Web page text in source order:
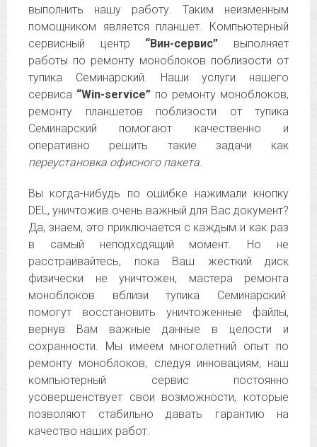
выполнить нашу работу. Таким неизменным
помощником является планшет. Компьютерный
сервисный центр “Вин-сервис” выполняет
работы по ремонту моноблоков поблизости от
тупика Семинарский. Наши услуги нашего
сервиса “Win-service” по ремонту моноблоков,
ремонту планшетов поблизости от тупика
Семинарский помогают качественно и
оперативно решить такие задачи как
переустановка офисного пакета.
Вы когда-нибудь по ошибке нажимали кнопку
DEL, уничтожив очень важный для Вас документ?
Да, знаем, это приключается с каждым и как раз
в самый неподходящий момент. Но не
расстраивайтесь, пока Ваш жесткий диск
физически не уничтожен, мастера ремонта
моноблоков вблизи тупика Семинарский
помогут восстановить уничтоженные файлы,
вернув Вам важные данные в целости и
сохранности. Мы имеем многолетний опыт по
ремонту моноблоков, следуя инновациям, наш
компьютерный сервис постоянно
усовершенствует свои возможности, которые
позволяют стабильно давать гарантию на
качество наших работ.